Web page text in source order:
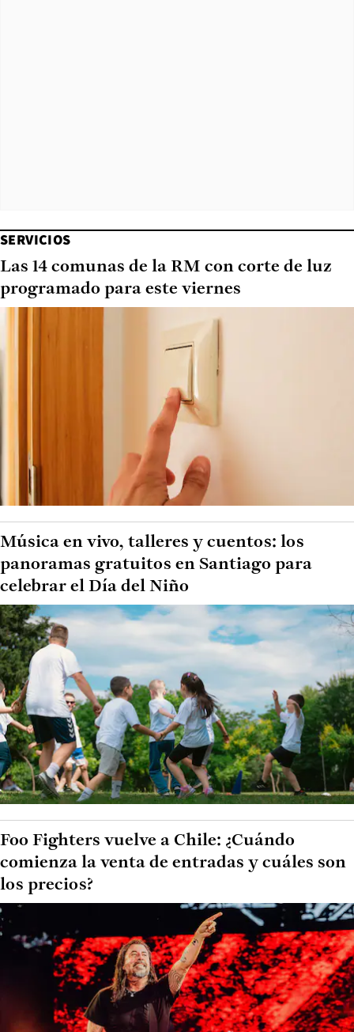
SERVICIOS
Las 14 comunas de la RM con corte de luz
programado para este viernes
Música en vivo, talleres y cuentos: los
panoramas gratuitos en Santiago para
celebrar el Día del Niño
Foo Fighters vuelve a Chile: ¿Cuándo
comienza la venta de entradas y cuáles son
los precios?